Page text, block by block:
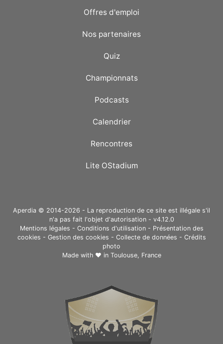
Offres d'emploi
Nos partenaires
Quiz
Championnats
Podcasts
Calendrier
Rencontres
Lite OStadium
Aperdia © 2014-2026 - La reproduction de ce site est illégale s'il
n'a pas fait l'objet d'autorisation - v4.12.0
Mentions légales - Conditions d'utilisation- Présentation des
cookies - Gestion des cookies - Collecte de données - Crédits
photo
Made with ❤ in Toulouse, France